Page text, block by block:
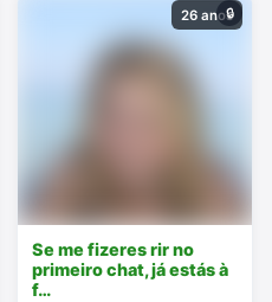
26 anos
🔒
Se me fizeres rir no
primeiro chat, já estás à
f…